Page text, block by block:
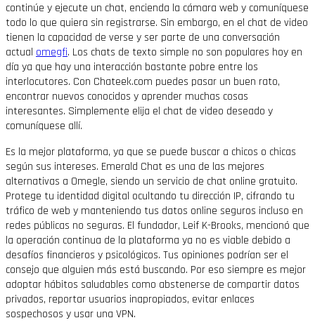
continúe y ejecute un chat, encienda la cámara web y comuníquese
todo lo que quiera sin registrarse. Sin embargo, en el chat de video
tienen la capacidad de verse y ser parte de una conversación
actual omegfi. Los chats de texto simple no son populares hoy en
día ya que hay una interacción bastante pobre entre los
interlocutores. Con Chateek.com puedes pasar un buen rato,
encontrar nuevos conocidos y aprender muchas cosas
interesantes. Simplemente elija el chat de video deseado y
comuníquese allí.
Es la mejor plataforma, ya que se puede buscar a chicos o chicas
según sus intereses. Emerald Chat es una de las mejores
alternativas a Omegle, siendo un servicio de chat online gratuito.
Protege tu identidad digital ocultando tu dirección IP, cifrando tu
tráfico de web y manteniendo tus datos online seguros incluso en
redes públicas no seguras. El fundador, Leif K-Brooks, mencionó que
la operación continua de la plataforma ya no es viable debido a
desafíos financieros y psicológicos. Tus opiniones podrían ser el
consejo que alguien más está buscando. Por eso siempre es mejor
adoptar hábitos saludables como abstenerse de compartir datos
privados, reportar usuarios inapropiados, evitar enlaces
sospechosos y usar una VPN.